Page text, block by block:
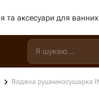
та аксесуари для
Водяна рушникосушарка